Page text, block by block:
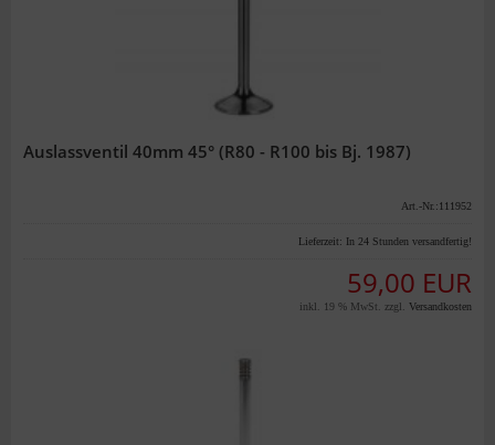
Auslassventil 40mm 45° (R80 - R100 bis Bj. 1987)
Art.-Nr.:111952
Lieferzeit: In 24 Stunden versandfertig!
59,00 EUR
inkl. 19 % MwSt. zzgl. Versandkosten